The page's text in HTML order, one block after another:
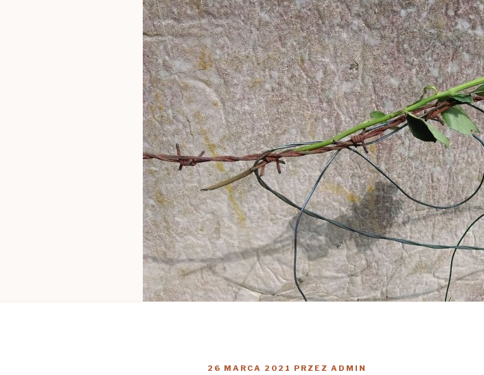
OPUBLIKOWANE
26 MARCA 2021 PRZEZ ADMIN